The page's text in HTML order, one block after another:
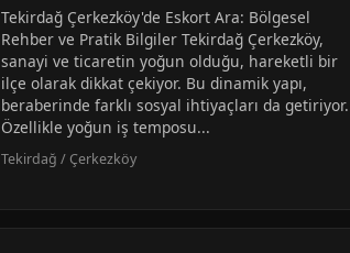
Tekirdağ Çerkezköy'de Eskort Ara: Bölgesel
Rehber ve Pratik Bilgiler Tekirdağ Çerkezköy,
sanayi ve ticaretin yoğun olduğu, hareketli bir
ilçe olarak dikkat çekiyor. Bu dinamik yapı,
beraberinde farklı sosyal ihtiyaçları da getiriyor.
Özellikle yoğun iş temposu...
Tekirdağ / Çerkezköy